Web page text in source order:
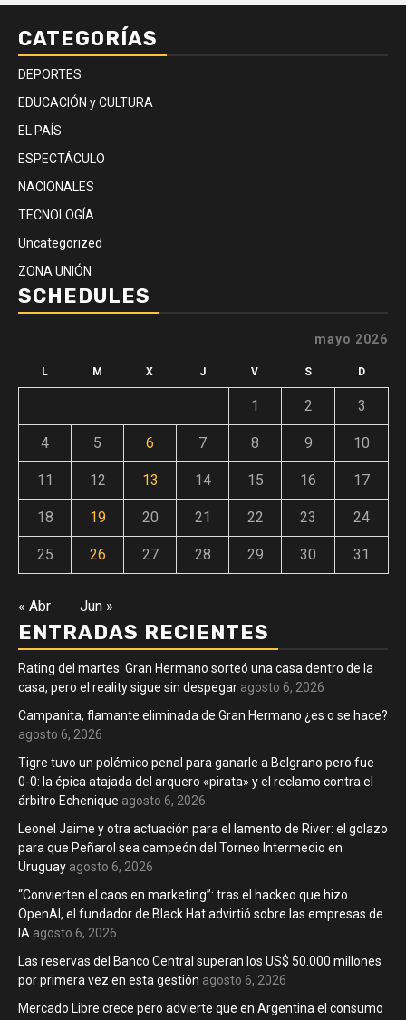
CATEGORÍAS
DEPORTES
EDUCACIÓN y CULTURA
EL PAÍS
ESPECTÁCULO
NACIONALES
TECNOLOGÍA
Uncategorized
ZONA UNIÓN
SCHEDULES
mayo 2026
L M X J V S D
1 2 3
4 5 6 7 8 9 10
11 12 13 14 15 16 17
18 19 20 21 22 23 24
25 26 27 28 29 30 31
« Abr Jun »
ENTRADAS RECIENTES
Rating del martes: Gran Hermano sorteó una casa dentro de la
casa, pero el reality sigue sin despegar agosto 6, 2026
Campanita, flamante eliminada de Gran Hermano ¿es o se hace?
agosto 6, 2026
Tigre tuvo un polémico penal para ganarle a Belgrano pero fue
0-0: la épica atajada del arquero «pirata» y el reclamo contra el
árbitro Echenique agosto 6, 2026
Leonel Jaime y otra actuación para el lamento de River: el golazo
para que Peñarol sea campeón del Torneo Intermedio en
Uruguay agosto 6, 2026
“Convierten el caos en marketing”: tras el hackeo que hizo
OpenAI, el fundador de Black Hat advirtió sobre las empresas de
IA agosto 6, 2026
Las reservas del Banco Central superan los US$ 50.000 millones
por primera vez en esta gestión agosto 6, 2026
Mercado Libre crece pero advierte que en Argentina el consumo